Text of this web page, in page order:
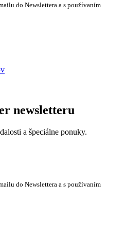
do Newslettera a s používaním
newsletteru
a špeciálne ponuky.
do Newslettera a s používaním